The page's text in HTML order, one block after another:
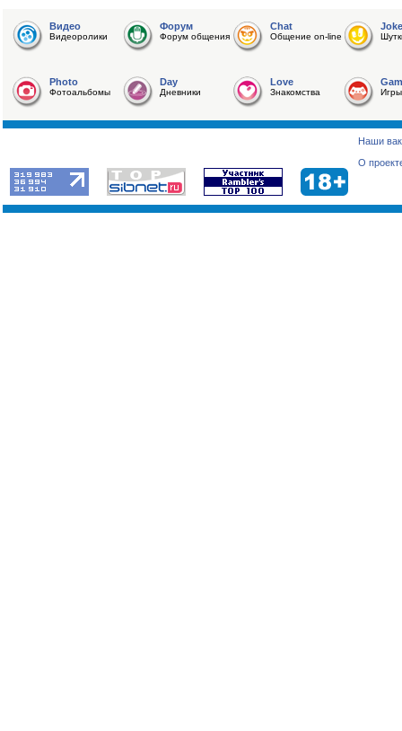
Видео
Видеоролики
Форум
Форум общения
Chat
Общение on-line
Joke
Photo
Фотоальбомы
Day
Дневники
Love
Знакомства Игры
Наши
О